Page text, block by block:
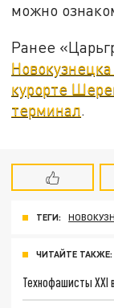
можно
Ранее
курорте
терминал.
ТЕГИ:
ЧИТАЙТЕ ТАКЖЕ:
Технофашисты XXI